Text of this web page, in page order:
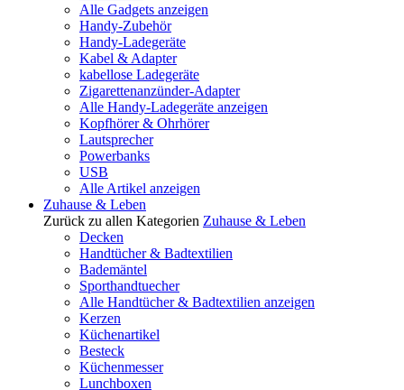
Alle Gadgets anzeigen
Handy-Zubehör
Handy-Ladegeräte
Kabel & Adapter
kabellose Ladegeräte
Zigarettenanzünder-Adapter
Alle Handy-Ladegeräte anzeigen
Kopfhörer & Ohrhörer
Lautsprecher
Powerbanks
USB
Alle Artikel anzeigen
Zuhause & Leben
Zurück zu allen Kategorien Zuhause & Leben
Decken
Handtücher & Badtextilien
Bademäntel
Sporthandtuecher
Alle Handtücher & Badtextilien anzeigen
Kerzen
Küchenartikel
Besteck
Küchenmesser
Lunchboxen